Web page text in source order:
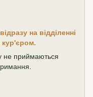
на відділенні
кур'єром.
не приймаються